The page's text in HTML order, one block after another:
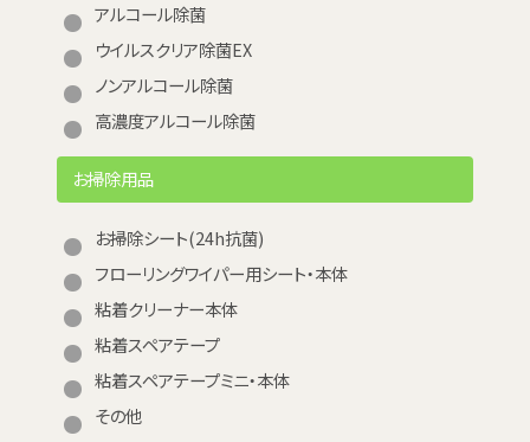
アルコール除菌
ウイルスクリア除菌EX
ノンアルコール除菌
高濃度アルコール除菌
お掃除用品
お掃除シート(24h抗菌)
フローリングワイパー用シート・本体
粘着クリーナー本体
粘着スペアテープ
粘着スペアテープミニ・本体
その他